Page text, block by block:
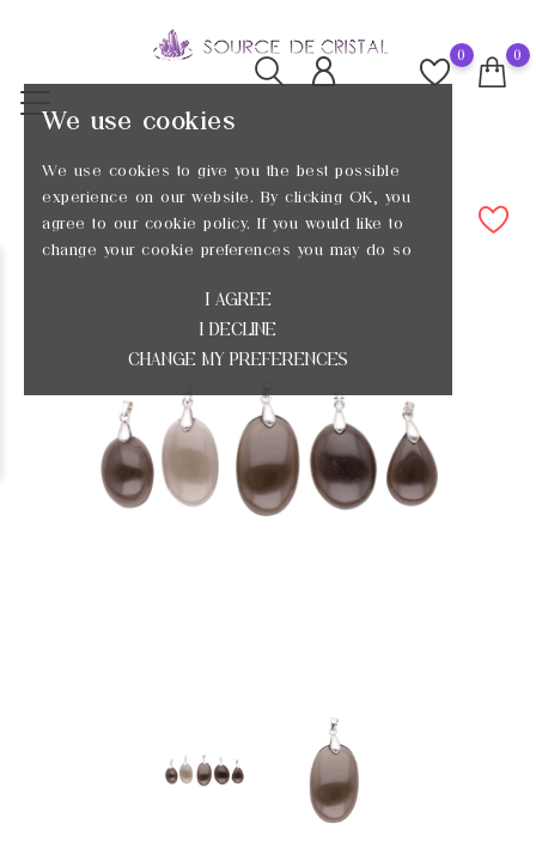
We use cookies
We use cookies to give you the best possible
experience on our website. By clicking OK, you
agree to our cookie policy. If you would like to
change your cookie preferences you may do so
I AGREE
I DECLINE
CHANGE MY PREFERENCES
0
0